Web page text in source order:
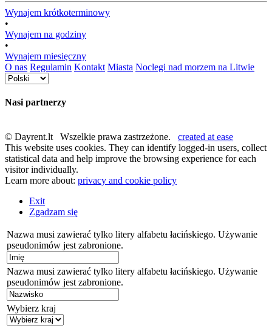
Wynajem krótkoterminowy
•
Wynajem na godziny
•
Wynajem miesięczny
O nas Regulamin Kontakt Miasta Noclegi nad morzem na Litwie
Nasi partnerzy
© Dayrent.lt Wszelkie prawa zastrzeżone. created at ease
This website uses cookies. They can identify logged-in users, collect
statistical data and help improve the browsing experience for each
visitor individually.
Learn more about: privacy and cookie policy
Exit
Zgadzam się
Nazwa musi zawierać tylko litery alfabetu łacińskiego. Używanie
pseudonimów jest zabronione.
Nazwa musi zawierać tylko litery alfabetu łacińskiego. Używanie
pseudonimów jest zabronione.
Wybierz kraj